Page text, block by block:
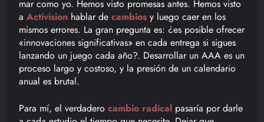
mar como yo. Hemos visto promesas antes. Hemos visto
a Activision hablar de cambios y luego caer en los
mismos errores. La gran pregunta es: ¿es posible ofrecer
«innovaciones significativas» en cada entrega si sigues
lanzando un juego cada año?. Desarrollar un AAA es un
proceso largo y costoso, y la presión de un calendario
anual es brutal.
Para mí, el verdadero cambio radical pasaría por darle